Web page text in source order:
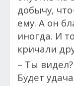
добычу,
ему. А он
иногда. И
кричали
– Ты
Будет